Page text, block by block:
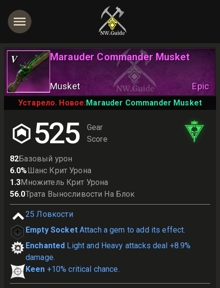
V Marauder Commander Musket
Musket Epic
Устарело. Новое:Marauder Commander Musket
525
Gear
Score
82Базовый урон
6.0%Шанс Крит Урона
1.3Множитель Крит Урона
56.0Трата Выносливости На Блок
25 Ловкости
Empty Socket Attach a gem to add its effect.
Enchanted Light and Heavy attacks deal +8.9%
damage.
Keen +10% critical chance.